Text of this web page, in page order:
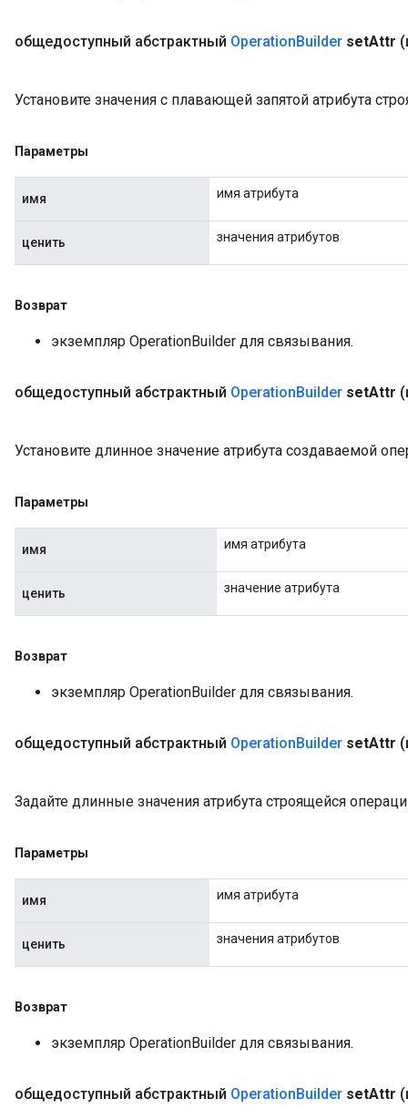
общедоступный абстрактный OperationBuilder setAttr
Установите значения с плавающей запятой атрибута
Параметры
имя имя атрибута
ценить значения атрибутов
Возврат
экземпляр OperationBuilder для связывания.
общедоступный абстрактный OperationBuilder setAttr
Установите длинное значение атрибута создаваемой
Параметры
имя имя атрибута
ценить значение атрибута
Возврат
экземпляр OperationBuilder для связывания.
общедоступный абстрактный OperationBuilder setAttr
Задайте длинные значения атрибута строящейся
Параметры
имя имя атрибута
ценить значения атрибутов
Возврат
экземпляр OperationBuilder для связывания.
общедоступный абстрактный OperationBuilder setAttr